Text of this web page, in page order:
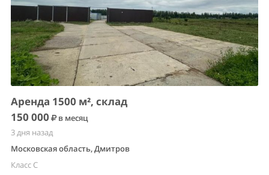
Аренда 1500 м², склад
150 000
в месяц
3 дня назад
Московская область, Дмитров
Класс C